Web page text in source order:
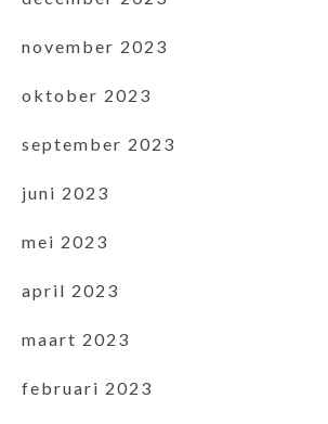
november 2023
oktober 2023
september 2023
juni 2023
mei 2023
april 2023
maart 2023
februari 2023